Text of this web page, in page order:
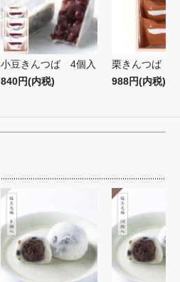
小豆きんつば 4個入
840円(内税)
栗きんつば 4
988円(内税)